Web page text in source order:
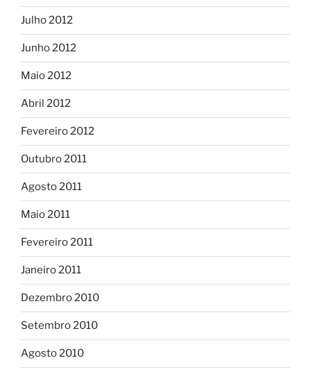
Julho 2012
Junho 2012
Maio 2012
Abril 2012
Fevereiro 2012
Outubro 2011
Agosto 2011
Maio 2011
Fevereiro 2011
Janeiro 2011
Dezembro 2010
Setembro 2010
Agosto 2010